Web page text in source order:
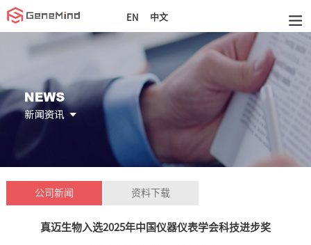
EN 中文
公司新闻 资料下载
真迈生物入选2025年中国仪器仪表学会科技进步奖